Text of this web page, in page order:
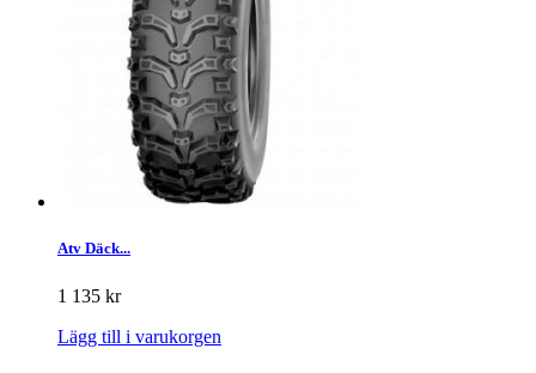
Atv Däck...
1 135 kr
Lägg till i varukorgen